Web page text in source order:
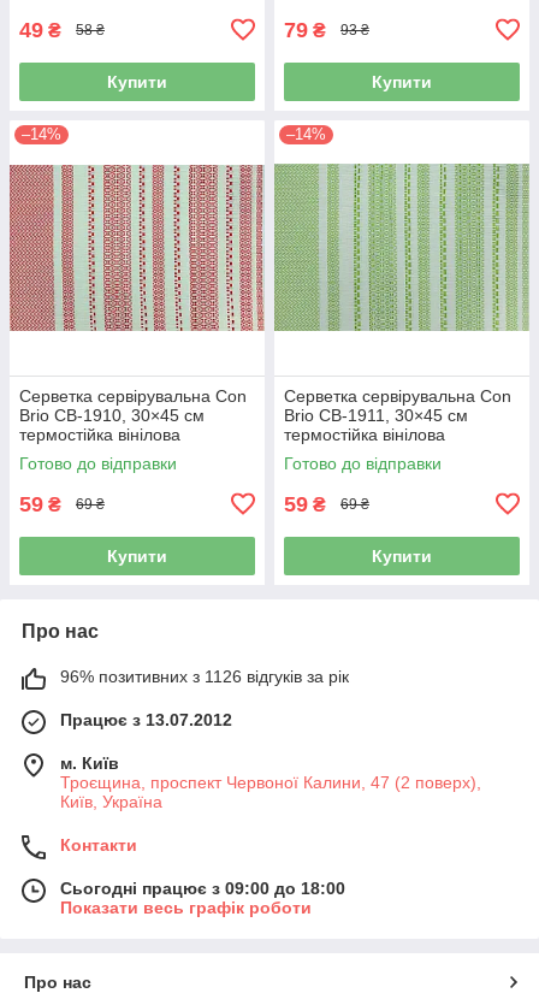
49 ₴ 58 ₴
Купити
79 ₴ 93 ₴
Купити
–14%
Серветка сервірувальна Con
Brio CB-1910, 30×45 см
термостійка вінілова
Готово до відправки
59 ₴ 69 ₴
Купити
–14%
Серветка сервірувальна Con
Brio CB-1911, 30×45 см
термостійка вінілова
Готово до відправки
59 ₴ 69 ₴
Купити
Про нас
96% позитивних з 1126 відгуків за рік
Працює з 13.07.2012
м. Київ
Троєщина, проспект Червоної Калини, 47 (2 поверх),
Київ, Україна
Контакти
Сьогодні працює з 09:00 до 18:00
Показати весь графік роботи
Про нас